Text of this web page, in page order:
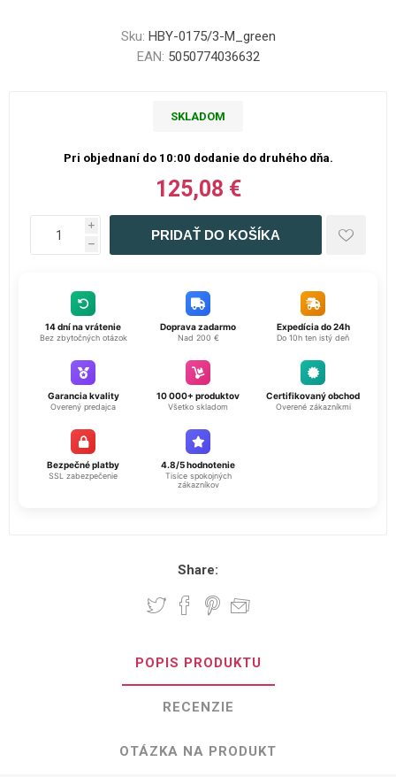
Sku: HBY-0175/3-M_green
EAN: 5050774036632
SKLADOM
Pri objednaní do 10:00 dodanie do druhého dňa.
125,08 €
i
h
14 dní na vrátenie
Bez zbytočných otázok
Doprava zadarmo
Nad 200 €
Expedícia do 24h
Do 10h ten istý deň
Garancia kvality
Overený predajca
10 000+ produktov
Všetko skladom
Certifikovaný obchod
Overené zákazníkmi
Bezpečné platby
SSL zabezpečenie
4.8/5 hodnotenie
Tisíce spokojných
zákazníkov
Share:
POPIS PRODUKTU
RECENZIE
OTÁZKA NA PRODUKT